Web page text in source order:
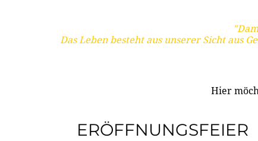
Das Leben besteht aus unserer Sicht aus
Hier
ERÖFFNUNGSFEIER